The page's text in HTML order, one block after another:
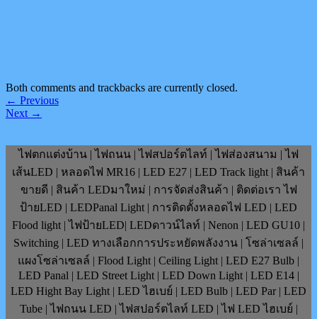
Both comments and trackbacks are currently closed.
← Previous
Next →
ไฟตกแต่งบ้าน | ไฟถนน | ไฟสปอร์ตไลท์ | ไฟส่องสนาม | ไฟ
เส้นLED | หลอดไฟ MR16 | LED E27 | LED Track light | สินค้า
ขายดี | สินค้า LEDมาใหม่ | การจัดส่งสินค้า | ติดต่อเรา ไฟ
ป้ายLED | LEDPanal Light | การติดตั้งหลอดไฟ LED | LED
Flood light | ไฟป้ายLED| LEDดาวน์ไลท์ | Nenon | LED GU10 |
Switching | LED ทางเลือกการประหยัดพลังงาน | โซล่าเซลล์ |
แผงโซล่าเซลล์ | Flood Light | Ceiling Light | LED E27 Bulb |
LED Panal | LED Street Light | LED Down Light | LED E14 |
LED Hight Bay Light | LED ไฮเบย์ | LED Bulb | LED Par | LED
Tube | ไฟถนน LED | ไฟสปอร์ตไลท์ LED | ไฟ LED ไฮเบย์ |